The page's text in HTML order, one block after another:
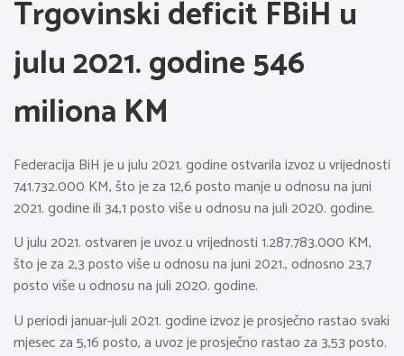
Trgovinski deficit FBiH u
julu 2021. godine 546
miliona KM
Federacija BiH je u julu 2021. godine ostvarila izvoz u vrijednosti
741.732.000 KM, što je za 12,6 posto manje u odnosu na juni
2021. godine ili 34,1 posto više u odnosu na juli 2020. godine.
U julu 2021. ostvaren je uvoz u vrijednosti 1.287.783.000 KM,
što je za 2,3 posto više u odnosu na juni 2021., odnosno 23,7
posto više u odnosu na juli 2020. godine.
U periodi januar-juli 2021. godine izvoz je prosječno rastao svaki
mjesec za 5,16 posto, a uvoz je prosječno rastao za 3,53 posto.